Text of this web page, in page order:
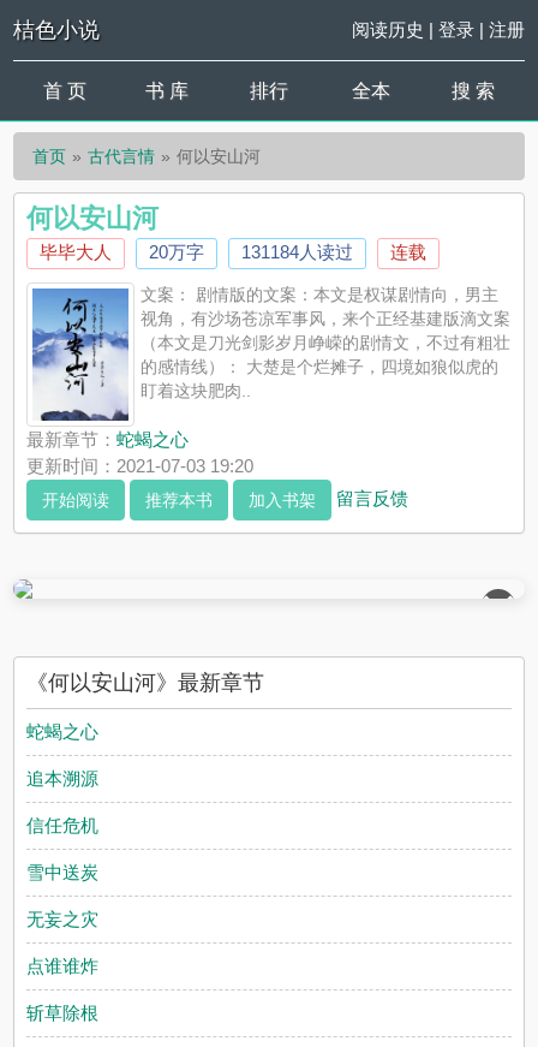
桔色小说 阅读历史 | 登录| 注册
首 页 书 库 排行 全本 搜 索
首页 古代言情 何以安山河
何以安山河
毕毕大人 20万字 131184人读过 连载
文案： 剧情版的文案：本文是权谋剧情向，男主
视角，有沙场苍凉军事风，来个正经基建版滴文案
（本文是刀光剑影岁月峥嵘的剧情文，不过有粗壮
的感情线）： 大楚是个烂摊子，四境如狼似虎的
盯着这块肥肉..
最新章节：蛇蝎之心
更新时间：2021-07-03 19:20
开始阅读 推荐本书 加入书架 留言反馈
��
《何以安山河》最新章节
蛇蝎之心
追本溯源
信任危机
雪中送炭
无妄之灾
点谁谁炸
斩草除根